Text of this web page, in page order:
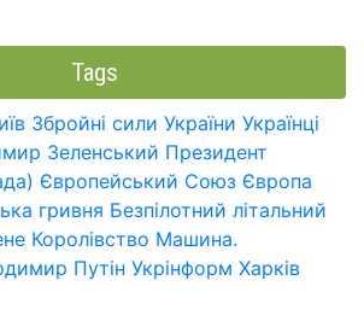
Tags
Збройні сили України Українці
Зеленський Президент
Європейський Союз Європа
гривня Безпілотний літальний
Королівство Машина.
Путін Укрінформ Харків